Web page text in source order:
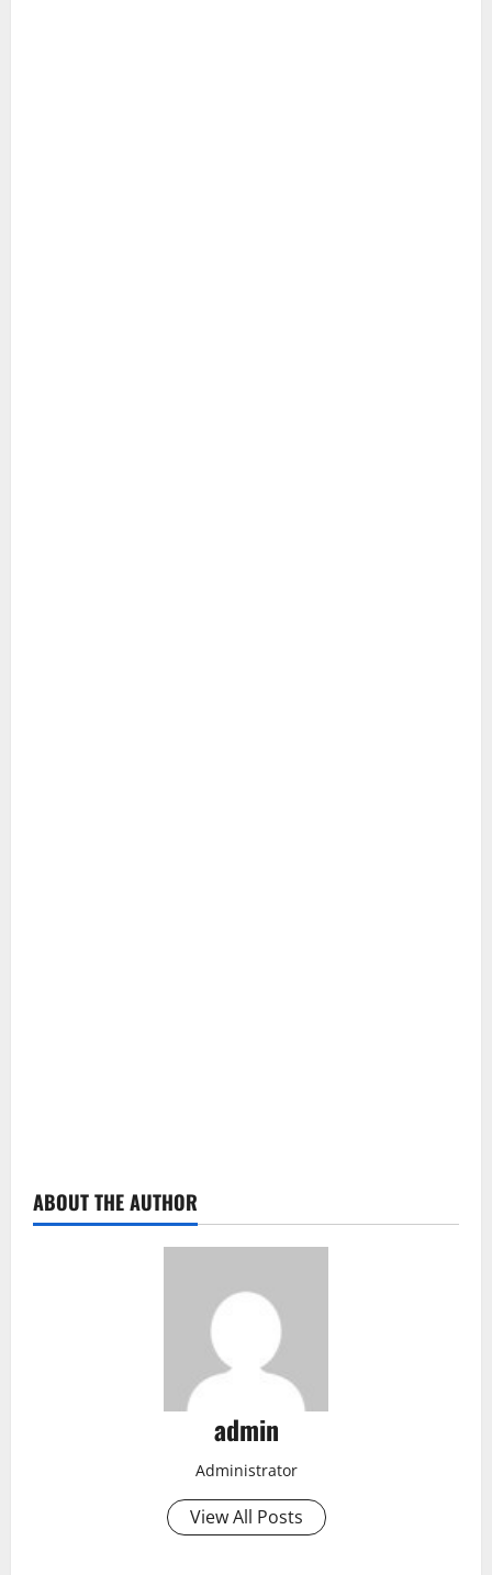
ABOUT THE AUTHOR
admin
Administrator
View All Posts